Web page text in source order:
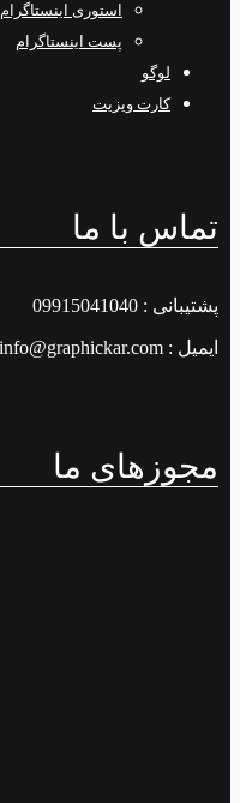
استوری اینستاگرام
پست اینستاگرام
لوگو
کارت ویزیت
تماس با ما
پشتیبانی : 09915041040
ایمیل : info@graphickar.com
مجوزهای ما